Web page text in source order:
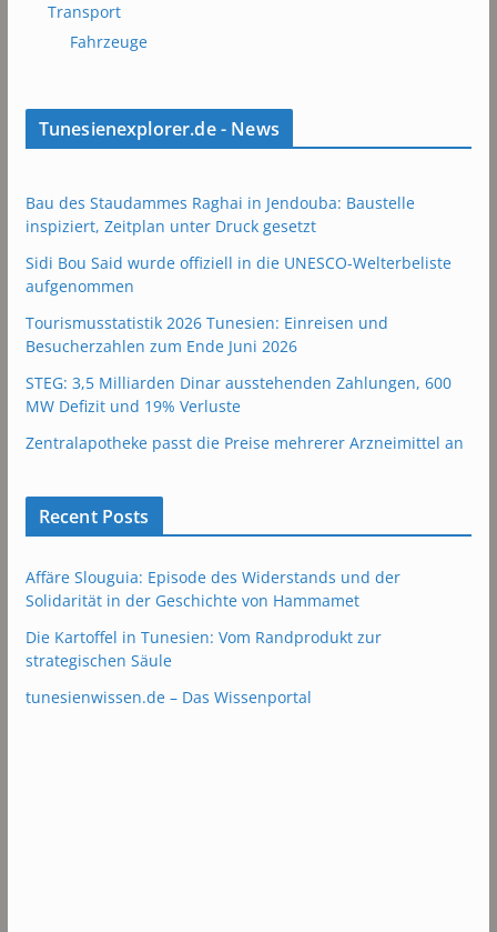
Transport
Fahrzeuge
Tunesienexplorer.de - News
Bau des Staudammes Raghai in Jendouba: Baustelle
inspiziert, Zeitplan unter Druck gesetzt
Sidi Bou Said wurde offiziell in die UNESCO-Welterbeliste
aufgenommen
Tourismusstatistik 2026 Tunesien: Einreisen und
Besucherzahlen zum Ende Juni 2026
STEG: 3,5 Milliarden Dinar ausstehenden Zahlungen, 600
MW Defizit und 19% Verluste
Zentralapotheke passt die Preise mehrerer Arzneimittel an
Recent Posts
Affäre Slouguia: Episode des Widerstands und der
Solidarität in der Geschichte von Hammamet
Die Kartoffel in Tunesien: Vom Randprodukt zur
strategischen Säule
tunesienwissen.de – Das Wissenportal